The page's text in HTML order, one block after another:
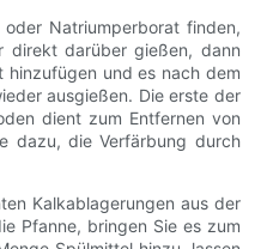
Natriumperborat finden,
direkt darüber gießen, dann
hinzufügen und es nach dem
ausgießen. Die erste der
dient zum Entfernen von
dazu, die Verfärbung durch
Kalkablagerungen aus der
Pfanne, bringen Sie es zum